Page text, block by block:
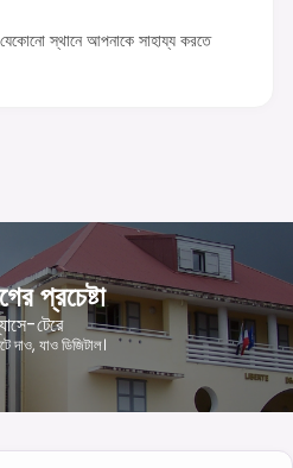
স্থানে আপনাকে সাহায্য করতে
প্রচেষ্টা
টেরে
দাও, যাও ডিজিটাল।